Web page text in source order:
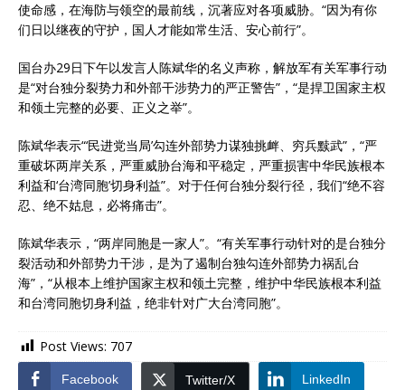
使命感，在海防与领空的最前线，沉著应对各项威胁。“因为有你
们日以继夜的守护，国人才能如常生活、安心前行”。
国台办29日下午以发言人陈斌华的名义声称，解放军有关军事行动
是“对台独分裂势力和外部干涉势力的严正警告”，“是捍卫国家主权
和领土完整的必要、正义之举”。
陈斌华表示“‘民进党当局’勾连外部势力谋独挑衅、穷兵黩武”，“严
重破坏两岸关系，严重威胁台海和平稳定，严重损害中华民族根本
利益和‘台湾同胞’切身利益”。对于任何台独分裂行径，我们“绝不容
忍、绝不姑息，必将痛击”。
陈斌华表示，“两岸同胞是一家人”。“有关军事行动针对的是台独分
裂活动和外部势力干涉，是为了遏制台独勾连外部势力祸乱台
海”，“从根本上维护国家主权和领土完整，维护中华民族根本利益
和台湾同胞切身利益，绝非针对广大台湾同胞”。
Post Views: 707
Facebook Twitter/X LinkedIn